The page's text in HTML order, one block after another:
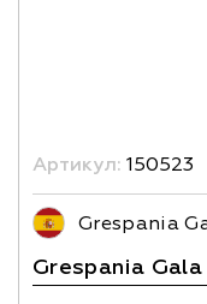
Артикул: 150523
Grespania
Grespania